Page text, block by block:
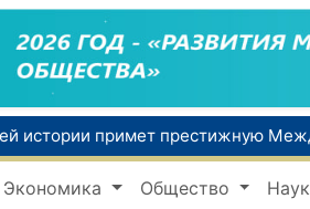
Экономика Общество